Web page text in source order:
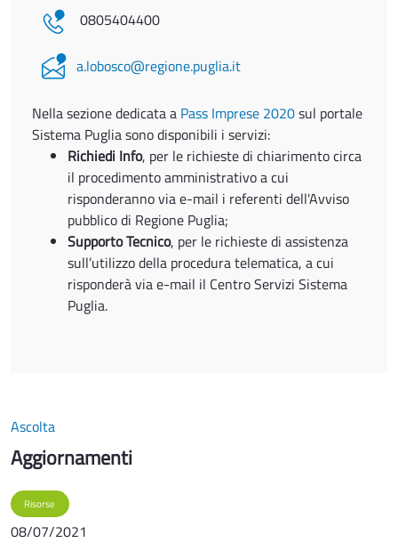
0805404400
a.lobosco@regione.puglia.it
Nella sezione dedicata a Pass Imprese 2020sul portale
Sistema Puglia sono disponibili i servizi:
Richiedi Info, per le richieste di chiarimento circa
il procedimento amministrativo a cui
risponderanno via e-mail i referenti dell'Avviso
pubblico di Regione Puglia;
Supporto Tecnico, per le richieste di assistenza
sull’utilizzo della procedura telematica, a cui
risponderà via e-mail il Centro Servizi Sistema
Puglia.
Ascolta
Aggiornamenti
Risorse
08/07/2021